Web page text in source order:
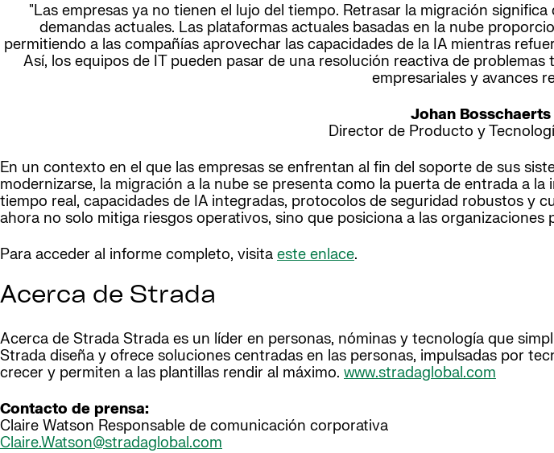
"Las empresas ya no tienen el lujo del tiempo. Retrasar la migración
demandas actuales. Las plataformas actuales basadas en la nube
permitiendo a las compañías aprovechar las capacidades de la IA mientras
Así, los equipos de IT pueden pasar de una resolución reactiva de
empresariales y avances
Johan Bosschaerts
Director de Producto y
En un contexto en el que las empresas se enfrentan al fin del soporte de sus
modernizarse, la migración a la nube se presenta como la puerta de entrada a
tiempo real, capacidades de IA integradas, protocolos de seguridad robustos y
ahora no solo mitiga riesgos operativos, sino que posiciona a las
Para acceder al informe completo, visita este enlace.
Acerca de Strada
Acerca de Strada Strada es un líder en personas, nóminas y tecnología que
Strada diseña y ofrece soluciones centradas en las personas, impulsadas por
crecer y permiten a las plantillas rendir al máximo. www.stradaglobal.com
Contacto de prensa:
Claire Watson Responsable de comunicación corporativa
Claire.Watson@stradaglobal.com